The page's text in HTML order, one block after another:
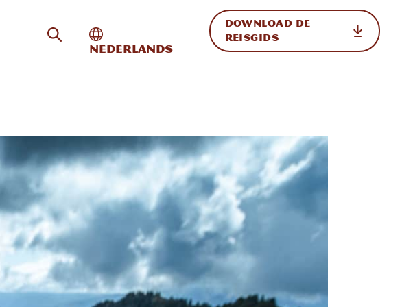
Zoeken op de site
Internationale weergave in-/uitschakelen
Nederlands
DOWNLOAD DE
REISGIDS